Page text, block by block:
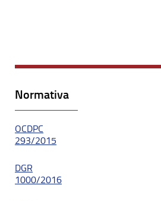
Normativa
OCDPC
293/2015
DGR
1000/2016